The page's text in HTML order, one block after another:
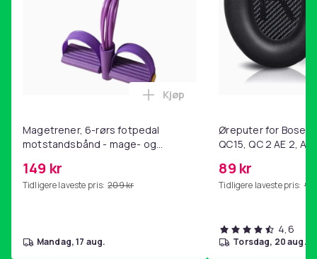
Magetrener, 6-rørs fotpedal
motstandsbånd - mage- og
hjemmegymnastikk Purple
149 kr
Tidligere laveste pris: 209 kr
Legg Magetrener, 6-rørs
Kjøp
mandag, 17 aug.
Øreputer for Bose
QC15, QC 2 AE 2, AE
89 kr
Tidligere laveste pris: 99
4,6
torsdag, 20 aug.